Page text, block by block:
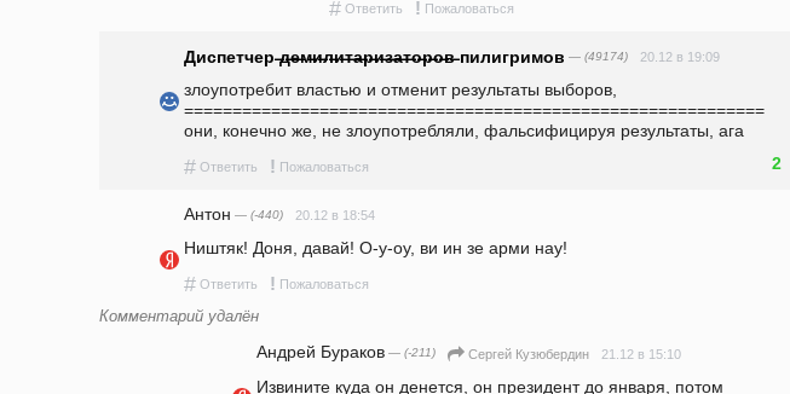
# Ответить ! Пожаловаться
Диспетчер ̶д̶е̶м̶и̶л̶и̶т̶а̶р̶и̶з̶а̶т̶о̶р̶о̶в̶ пилигримов — (49174) 20.12 в 19:09
злоупотребит властью и отменит результаты выборов,
============================================================
они, конечно же, не злоупотребляли, фальсифицируя результаты, ага
# Ответить ! Пожаловаться 2
Антон — (-440) 20.12 в 18:54
Ништяк! Доня, давай! О-у-оу, ви ин зе арми нау!
# Ответить ! Пожаловаться
Комментарий удалён
Андрей Бураков — (-211) Сергей Кузюбердин 21.12 в 15:10
Извините куда он денется, он президент до января, потом